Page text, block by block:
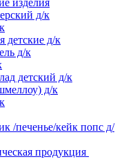
изделия
д/к
детские д/к
д/к
детский д/к
д/к
/печенье/кейк попс д/
продукция